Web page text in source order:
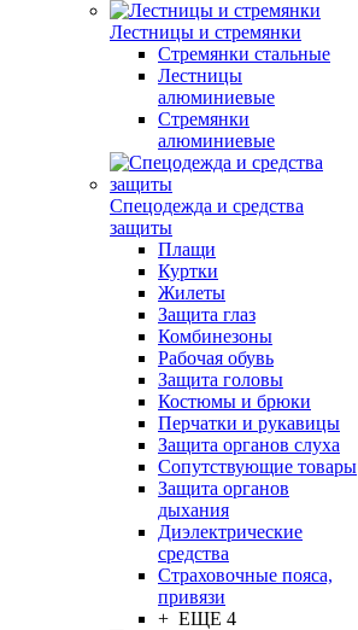
Лестницы и стремянки
Стремянки стальные
Лестницы
алюминиевые
Стремянки
алюминиевые
Спецодежда и средства
защиты
Плащи
Куртки
Жилеты
Защита глаз
Комбинезоны
Рабочая обувь
Защита головы
Костюмы и брюки
Перчатки и рукавицы
Защита органов слуха
Сопутствующие товары
Защита органов
дыхания
Диэлектрические
средства
Страховочные пояса,
привязи
+ ЕЩЕ 4